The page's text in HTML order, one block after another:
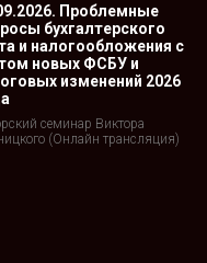
Проблемные
бухгалтерского
и налогообложения с
новых ФСБУ и
изменений 2026
семинар Виктора
(Онлайн трансляция)